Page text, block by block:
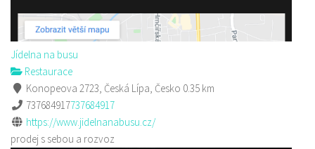
Jídelna na busu
Restaurace
Konopeova 2723, Česká Lípa, Česko 0.35 km
737684917737684917
https://www.jidelnanabusu.cz/
prodej s sebou a rozvoz